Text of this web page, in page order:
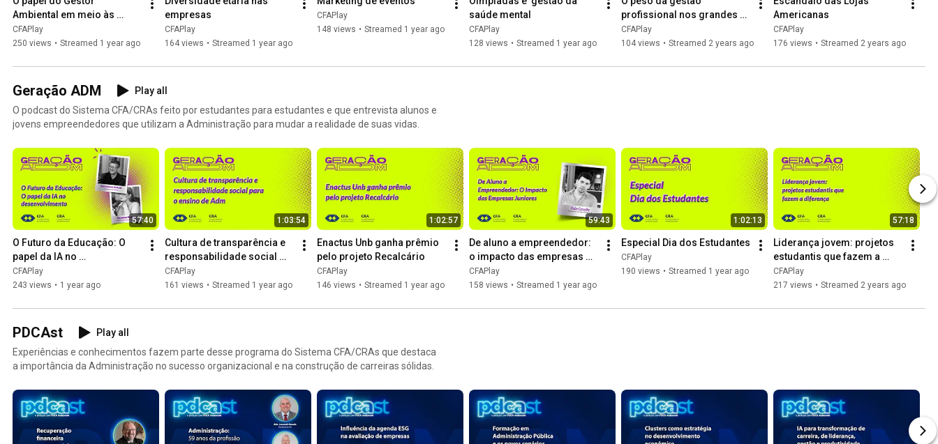
Ambiental em meio às
mudanças climáticas
CFAPlay
250 views • Streamed 1 year ago
empresas
CFAPlay
164 views • Streamed 1 year ago
CFAPlay
148 views • Streamed 1 year ago
saúde mental
CFAPlay
128 views • Streamed 1 year ago
profissional nos grandes
eventos esportivos
CFAPlay
104 views • Streamed 2 years ago
Americanas
CFAPlay
176 views • Streamed 2 years ago
Geração ADM
Play all
O podcast do Sistema CFA/CRAs feito por estudantes para estudantes e que entrevista alunos e
jovens empreendedores que utilizam a Administração para mudar a realidade de suas vidas.
57:40
O Futuro da Educação: O
papel da IA no
desenvolvimento
acadêmico
CFAPlay
243 views • 1 year ago
1:03:54
Cultura de transparência e
responsabilidade social
para o ensino de
Administração
CFAPlay
161 views • Streamed 1 year ago
1:02:57
Enactus Unb ganha prêmio
pelo projeto Recalcário
CFAPlay
146 views • Streamed 1 year ago
59:43
De aluno a empreendedor:
o impacto das empresas
juniores
CFAPlay
158 views • Streamed 1 year ago
1:02:13
Especial Dia dos Estudantes
CFAPlay
190 views • Streamed 1 year ago
57:18
Liderança jovem: projetos
estudantis que fazem a
diferença
CFAPlay
217 views • Streamed 2 years ago
PDCAst
Play all
Experiências e conhecimentos fazem parte desse programa do Sistema CFA/CRAs que destaca
a importância da Administração no sucesso organizacional e na construção de carreiras sólidas.